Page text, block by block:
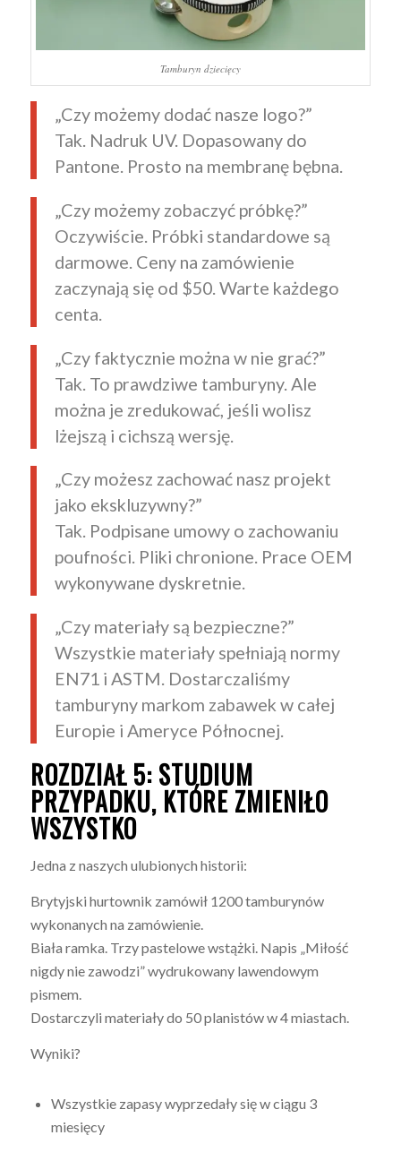
Tamburyn dziecięcy
„Czy możemy dodać nasze logo?”
Tak. Nadruk UV. Dopasowany do
Pantone. Prosto na membranę bębna.
„Czy możemy zobaczyć próbkę?”
Oczywiście. Próbki standardowe są
darmowe. Ceny na zamówienie
zaczynają się od $50. Warte każdego
centa.
„Czy faktycznie można w nie grać?”
Tak. To prawdziwe tamburyny. Ale
można je zredukować, jeśli wolisz
lżejszą i cichszą wersję.
„Czy możesz zachować nasz projekt
jako ekskluzywny?”
Tak. Podpisane umowy o zachowaniu
poufności. Pliki chronione. Prace OEM
wykonywane dyskretnie.
„Czy materiały są bezpieczne?”
Wszystkie materiały spełniają normy
EN71 i ASTM. Dostarczaliśmy
tamburyny markom zabawek w całej
Europie i Ameryce Północnej.
ROZDZIAŁ 5: STUDIUM
PRZYPADKU, KTÓRE ZMIENIŁO
WSZYSTKO
Jedna z naszych ulubionych historii:
Brytyjski hurtownik zamówił 1200 tamburynów
wykonanych na zamówienie.
Biała ramka. Trzy pastelowe wstążki. Napis „Miłość
nigdy nie zawodzi” wydrukowany lawendowym
pismem.
Dostarczyli materiały do 50 planistów w 4 miastach.
Wyniki?
Wszystkie zapasy wyprzedały się w ciągu 3
miesięcy